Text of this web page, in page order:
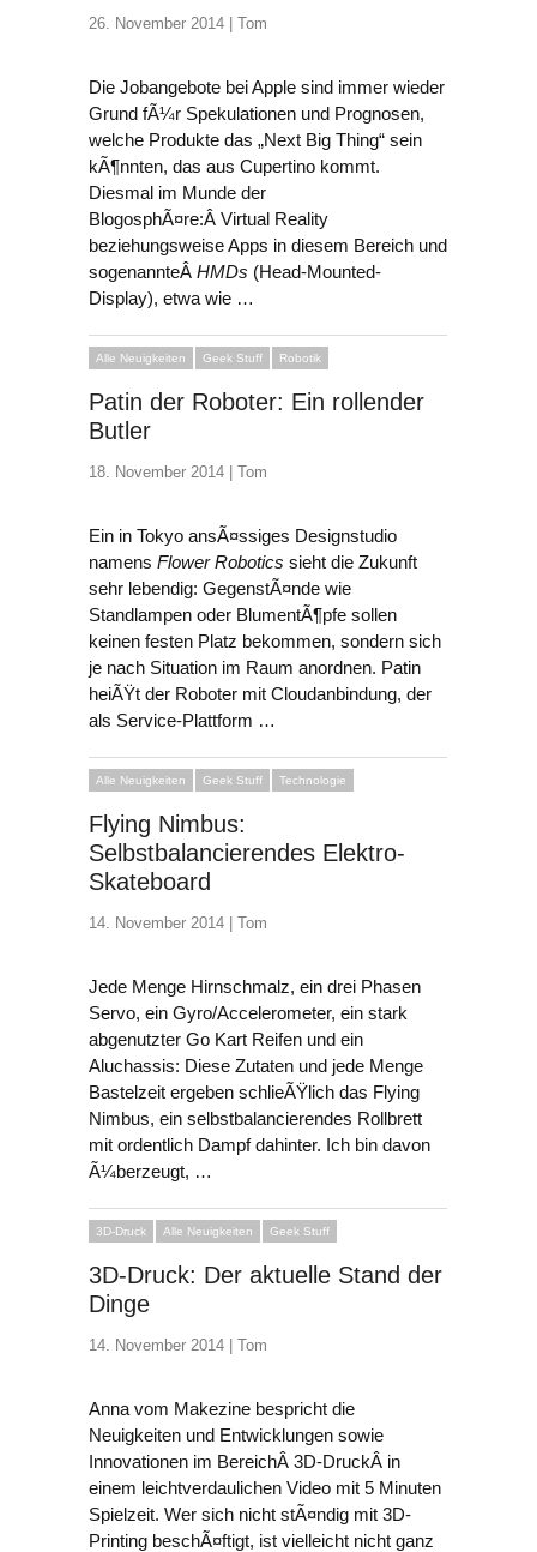
26. November 2014 | Tom
Die Jobangebote bei Apple sind immer wieder
Grund fÃ¼r Spekulationen und Prognosen,
welche Produkte das „Next Big Thing“ sein
kÃ¶nnten, das aus Cupertino kommt.
Diesmal im Munde der
BlogosphÃ¤re:Â Virtual Reality
beziehungsweise Apps in diesem Bereich und
sogenannteÂ HMDs (Head-Mounted-
Display), etwa wie …
Alle Neuigkeiten Geek Stuff Robotik
Patin der Roboter: Ein rollender
Butler
18. November 2014 | Tom
Ein in Tokyo ansÃ¤ssiges Designstudio
namens Flower Robotics sieht die Zukunft
sehr lebendig: GegenstÃ¤nde wie
Standlampen oder BlumentÃ¶pfe sollen
keinen festen Platz bekommen, sondern sich
je nach Situation im Raum anordnen. Patin
heiÃŸt der Roboter mit Cloudanbindung, der
als Service-Plattform …
Alle Neuigkeiten Geek Stuff Technologie
Flying Nimbus:
Selbstbalancierendes Elektro-
Skateboard
14. November 2014 | Tom
Jede Menge Hirnschmalz, ein drei Phasen
Servo, ein Gyro/Accelerometer, ein stark
abgenutzter Go Kart Reifen und ein
Aluchassis: Diese Zutaten und jede Menge
Bastelzeit ergeben schlieÃŸlich das Flying
Nimbus, ein selbstbalancierendes Rollbrett
mit ordentlich Dampf dahinter. Ich bin davon
Ã¼berzeugt, …
3D-Druck Alle Neuigkeiten Geek Stuff
3D-Druck: Der aktuelle Stand der
Dinge
14. November 2014 | Tom
Anna vom Makezine bespricht die
Neuigkeiten und Entwicklungen sowie
Innovationen im BereichÂ 3D-DruckÂ in
einem leichtverdaulichen Video mit 5 Minuten
Spielzeit. Wer sich nicht stÃ¤ndig mit 3D-
Printing beschÃ¤ftigt, ist vielleicht nicht ganz